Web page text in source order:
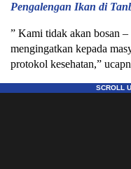
Pengalengan Ikan di
” Kami tidak akan bosan
mengingatkan kepada
protokol kesehatan,”